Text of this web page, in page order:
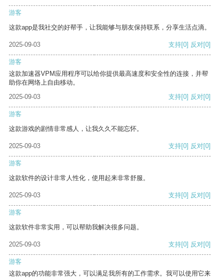
游客
这款app是我社交的好帮手，让我能够与朋友保持联系，分享生活点滴。
2025-09-03 支持[0] 反对[0]
游客
这款加速器VPM应用程序可以给你提供最高速度和安全性的连接，并帮
助你在网络上自由移动。
2025-09-03
支持[0] 反对[0]
游客
这款游戏的剧情非常感人，让我久久不能忘怀。
2025-09-03 支持[0] 反对[0]
游客
这款软件的设计非常人性化，使用起来非常舒服。
2025-09-03 支持[0] 反对[0]
游客
这款软件非常实用，可以帮助我解决很多问题。
2025-09-03 支持[0] 反对[0]
游客
这款app的功能非常强大，可以满足我所有的工作需求。我可以使用它来